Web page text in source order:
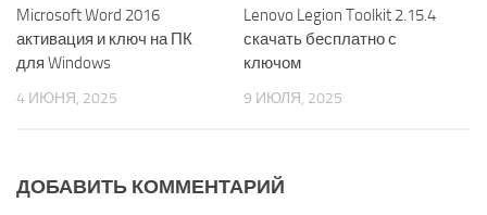
Microsoft Word 2016
активация и ключ на ПК
для Windows
4 ИЮНЯ, 2025
Lenovo Legion Toolkit 2.15.4
скачать бесплатно с
ключом
9 ИЮЛЯ, 2025
ДОБАВИТЬ КОММЕНТАРИЙ